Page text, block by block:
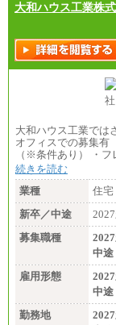
大和ハウス工業株
大和ハウス工業では
オフィスでの募集有
（※条件あり） ・
続きを読む
業種
住宅
新卒／中途
募集職種
中途
雇用形態
中途
勤務地